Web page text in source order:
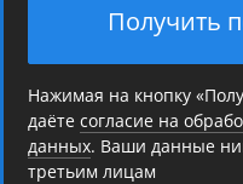
Получить
Нажимая на кнопку
даёте согласие на
данных. Ваши данные
третьим лицам